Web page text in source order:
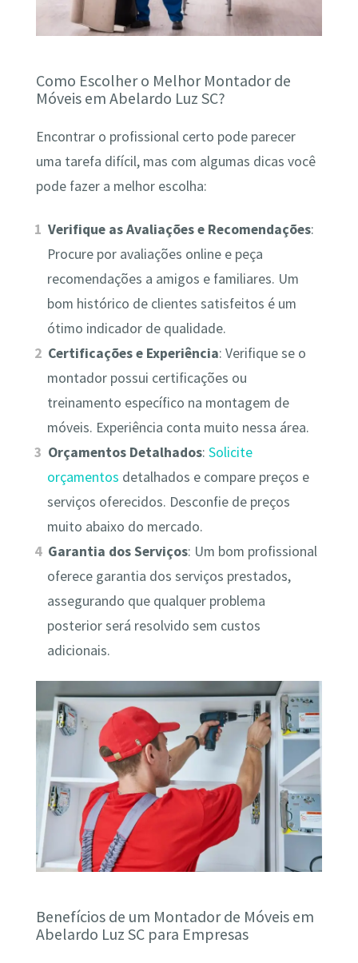
Como Escolher o Melhor Montador de
Móveis em Abelardo Luz SC?
Encontrar o profissional certo pode parecer
uma tarefa difícil, mas com algumas dicas você
pode fazer a melhor escolha:
Verifique as Avaliações e Recomendações:
Procure por avaliações online e peça
recomendações a amigos e familiares. Um
bom histórico de clientes satisfeitos é um
ótimo indicador de qualidade.
Certificações e Experiência: Verifique se o
montador possui certificações ou
treinamento específico na montagem de
móveis. Experiência conta muito nessa área.
Orçamentos Detalhados:Solicite
orçamentos detalhados e compare preços e
serviços oferecidos. Desconfie de preços
muito abaixo do mercado.
Garantia dos Serviços: Um bom profissional
oferece garantia dos serviços prestados,
assegurando que qualquer problema
posterior será resolvido sem custos
adicionais.
Benefícios de um Montador de Móveis em
Abelardo Luz SC para Empresas